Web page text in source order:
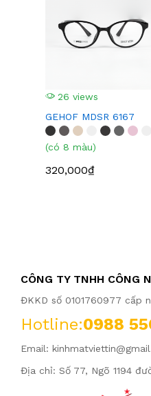
26 views
GEHOF MDSR 6167
(có 8 màu)
320,000₫
CÔNG TY TNHH CÔNG
ĐKKD số 0101760977 cấp
Hotline:0988
Email:
Địa chỉ: Số 77, Ngõ 1194